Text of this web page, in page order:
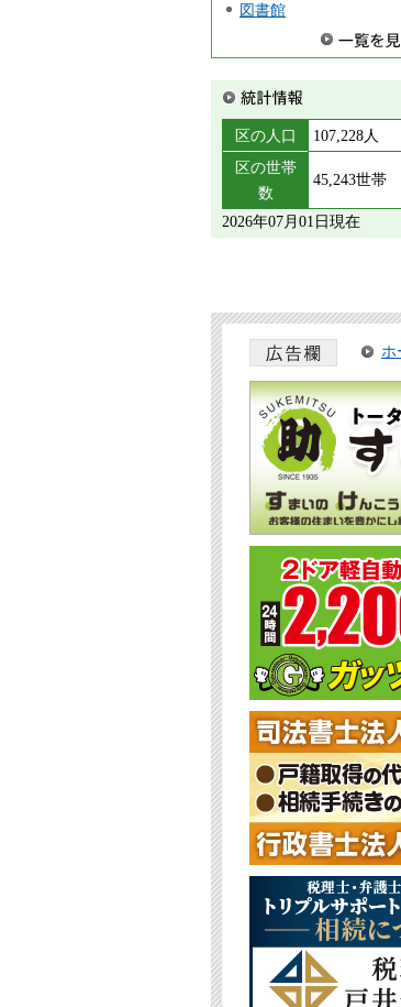
図書館
区の人口
107,228人
区の世帯
数
45,243世帯
2026年07月01日現在
ホ